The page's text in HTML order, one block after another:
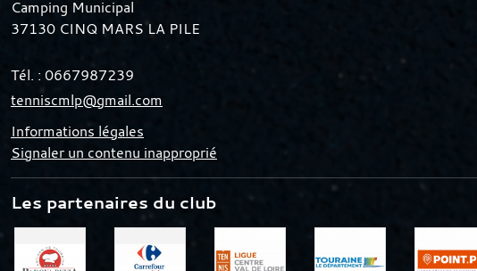
Camping Municipal
37130 CINQ MARS LA PILE
Tél. : 0667987239
tenniscmlp@gmail.com
Informations légales
Signaler un contenu inapproprié
Les partenaires du club